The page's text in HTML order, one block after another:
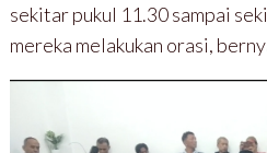
sekitar pukul 11.30 sampai
mereka melakukan orasi,